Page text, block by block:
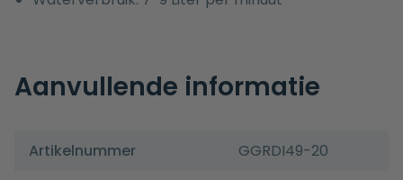
Aanvullende informatie
Artikelnummer
GGRDI49-20